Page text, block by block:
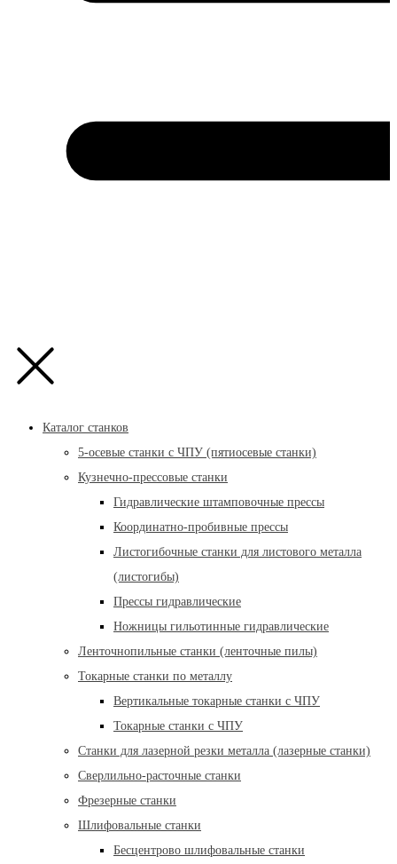
Каталог станков
5-осевые станки с ЧПУ (пятиосевые станки)
Кузнечно-прессовые станки
Гидравлические штамповочные прессы
Координатно-пробивные прессы
Листогибочные станки для листового металла
(листогибы)
Прессы гидравлические
Ножницы гильотинные гидравлические
Ленточнопильные станки (ленточные пилы)
Токарные станки по металлу
Вертикальные токарные станки с ЧПУ
Токарные станки с ЧПУ
Станки для лазерной резки металла (лазерные станки)
Сверлильно-расточные станки
Фрезерные станки
Шлифовальные станки
Бесцентрово шлифовальные станки